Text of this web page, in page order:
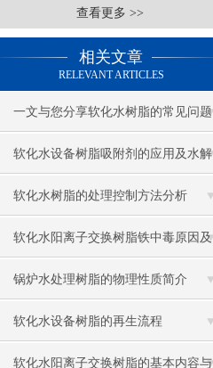
查看更多 >>
相关文章
RELEVANT ARTICLES
一文与您分享软化水树脂的常见问题
相应解决方法
软化水设备树脂吸附剂的应用及水解
反应
软化水树脂的处理控制方法分析
软化水阳离子交换树脂铁中毒原因及
检验方法介绍
锅炉水处理树脂的物理性质简介
软化水设备树脂的再生流程
软化水阳离子交换树脂的基本内容与